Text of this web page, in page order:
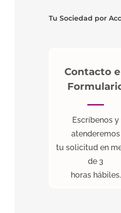
Tu Sociedad por
Contacto
Escríbenos y
atenderemos
tu solicitud en
de 3
horas hábiles.